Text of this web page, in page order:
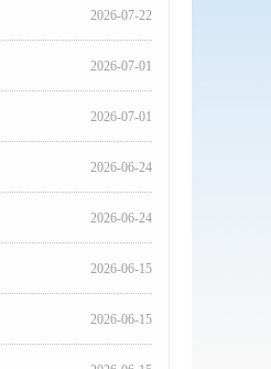
2026-07-22
2026-07-01
2026-07-01
2026-06-24
2026-06-24
2026-06-15
2026-06-15